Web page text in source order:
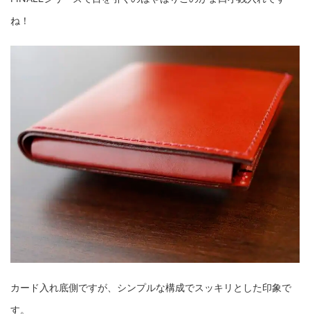
ね！
カード入れ底側ですが、シンプルな構成でスッキリとした印象で
す。